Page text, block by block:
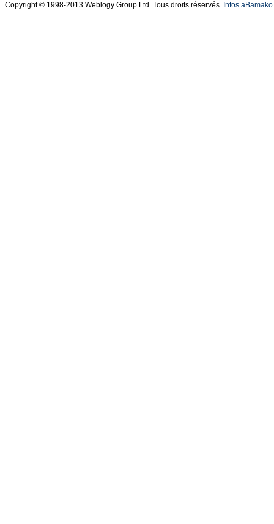
Copyright © 1998-2013 Weblogy Group Ltd. Tous droits réservés. Infos